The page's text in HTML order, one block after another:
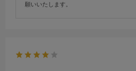
願いいたします。